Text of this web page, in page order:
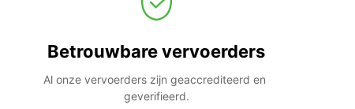
Betrouwbare vervoerders
Al onze vervoerders zijn geaccrediteerd en
geverifieerd.